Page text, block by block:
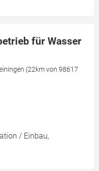
für Wasser
(22km von 98617
/ Einbau,